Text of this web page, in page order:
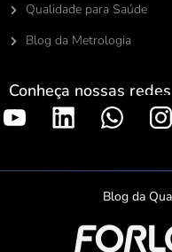
Qualidade para Saúde
Blog da Metrologia
Conheça nossas redes
Blog da